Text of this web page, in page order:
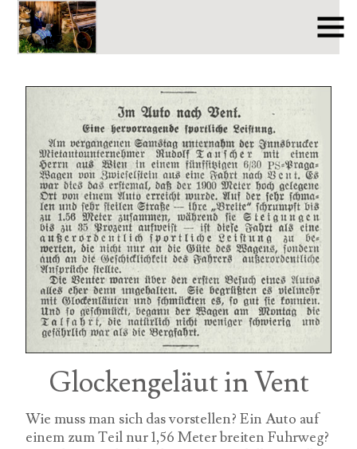
Glockengeläut in Vent
Wie muss man sich das vorstellen? Ein Auto auf
einem zum Teil nur 1,56 Meter breiten Fuhrweg?